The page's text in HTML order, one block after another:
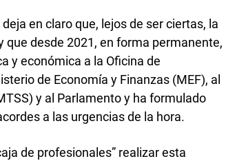
en claro que, lejos de ser ciertas, la
que desde 2021, en forma permanente,
y económica a la Oficina de
de Economía y Finanzas (MEF), al
y al Parlamento y ha formulado
a las urgencias de la hora.
de profesionales” realizar esta